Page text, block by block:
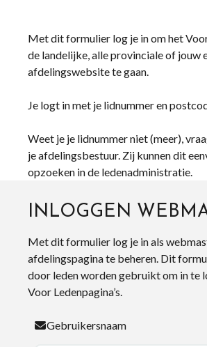
Met dit formulier log je in om het
de landelijke, alle provinciale of jouw
afdelingswebsite te gaan.
Je logt in met je lidnummer en
Weet je je lidnummer niet (meer),
je afdelingsbestuur. Zij kunnen dit
opzoeken in de ledenadministratie.
INLOGGEN
Met dit formulier log je in als
afdelingspagina te beheren. Dit
door leden worden gebruikt om in te
Voor Ledenpagina’s.
Gebruikersnaam